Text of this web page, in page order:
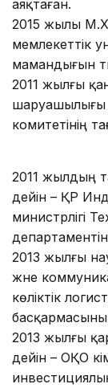
аяқтаған.
2015 жылы
мемлекеттік
мамандығын
2011 жылғы
шаруашылығы
комитетінің
2011 жылдың
дейін – ҚР
министрлігі
2013 жылғы
және
көліктік
2013 жылғы
дейін – ОҚО